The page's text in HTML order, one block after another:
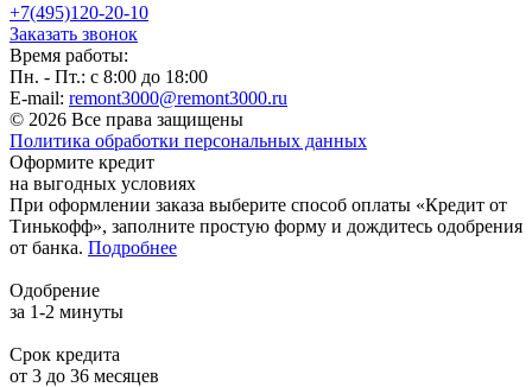
+7(495)120-20-10
Заказать звонок
Время работы:
Пн. - Пт.: с 8:00 до 18:00
E-mail: remont3000@remont3000.ru
© 2026 Все права защищены
Политика обработки персональных данных
Оформите кредит
на выгодных условиях
При оформлении заказа выберите способ оплаты «Кредит от
Тинькофф», заполните простую форму и дождитесь одобрения
от банка. Подробнее
Одобрение
за 1-2 минуты
Срок кредита
от 3 до 36 месяцев